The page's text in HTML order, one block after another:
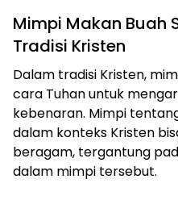
Mimpi Makan Buah
Tradisi Kristen
Dalam tradisi Kristen,
cara Tuhan untuk
kebenaran. Mimpi
dalam konteks Kristen
beragam, tergantung
dalam mimpi tersebut.